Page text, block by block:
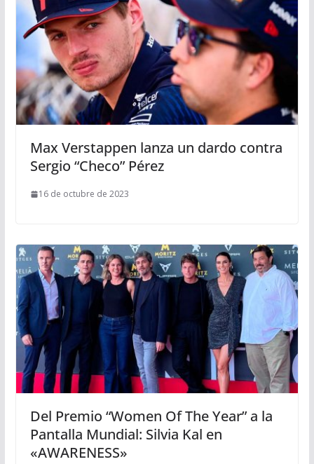
Max Verstappen lanza un dardo contra
Sergio “Checo” Pérez
16 de octubre de 2023
Del Premio “Women Of The Year” a la
Pantalla Mundial: Silvia Kal en
«AWARENESS»